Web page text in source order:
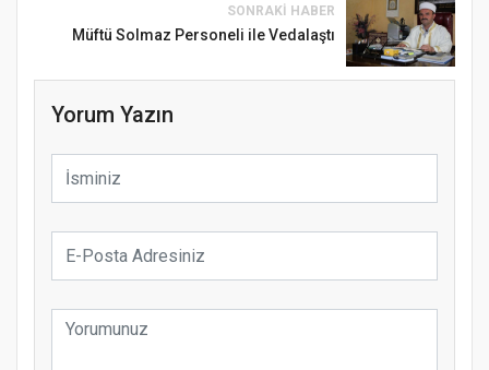
SONRAKI HABER
Müftü Solmaz Personeli ile Vedalaştı
Yorum Yazın
Samsun Atakum’da Ayasofya Camii
Etkinliği
Türkiye’de insanlar dinle bağlarını